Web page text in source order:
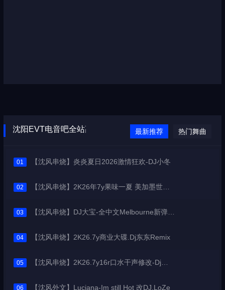
沈阳EVT电音吧全站高品质无版权下载最新推荐 热门舞曲
01 【沈风串烧】炎炎夏日2026激情狂欢-DJ小冬
02 【沈风串烧】2K26年7y果味一夏 美加墨世界杯主题跳舞派对专辑 - Dj.阿帅
03 【沈风串烧】DJ大宝-全中文Melbourne新弹跳一飞冲天重低音上劲风暴MUSIC慢摇大碟
04 【沈风串烧】2K26.7y商业大碟.Dj东东Remix
05 【沈风串烧】2K26.7y16r口水干声修改-Dj东东Remix